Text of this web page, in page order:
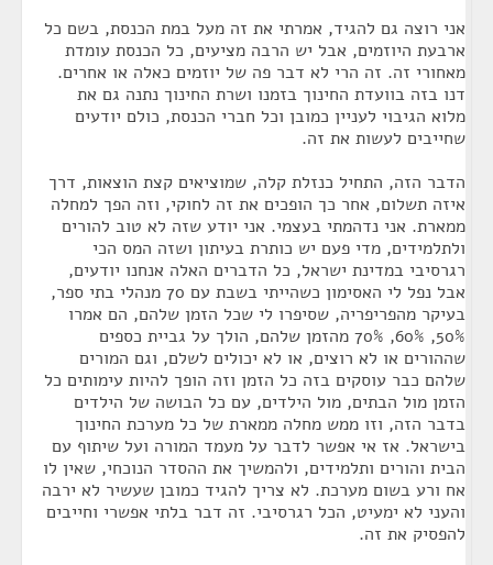
אני רוצה גם להגיד, אמרתי את זה מעל במת הכנסת, בשם כל
ארבעת היוזמים, אבל יש הרבה מציעים, כל הכנסת עומדת
מאחורי זה. זה הרי לא דבר פה של יוזמים כאלה או אחרים.
דנו בזה בוועדת החינוך בזמנו ושרת החינוך נתנה גם את
מלוא הגיבוי לעניין כמובן וכל חברי הכנסת, כולם יודעים
שחייבים לעשות את זה.
הדבר הזה, התחיל כנזלת קלה, שמוציאים קצת הוצאות, דרך
איזה תשלום, אחר כך הופכים את זה לחוקי, וזה הפך למחלה
ממארת. אני נדהמתי בעצמי. אני יודע שזה לא טוב להורים
ולתלמידים, מדי פעם יש כותרת בעיתון ושזה המס הכי
רגרסיבי במדינת ישראל, כל הדברים האלה אנחנו יודעים,
אבל נפל לי האסימון כשהייתי בשבת עם 70 מנהלי בתי ספר,
בעיקר מהפריפריה, שסיפרו לי שכל הזמן שלהם, הם אמרו
50%, 60%, 70% מהזמן שלהם, הולך על גביית כספים
שההורים או לא רוצים, או לא יכולים לשלם, וגם המורים
שלהם כבר עוסקים בזה כל הזמן וזה הופך להיות עימותים כל
הזמן מול הבתים, מול הילדים, עם כל הבושה של הילדים
בדבר הזה, וזו ממש מחלה ממארת של כל מערכת החינוך
בישראל. אז אי אפשר לדבר על מעמד המורה ועל שיתוף עם
הבית והורים ותלמידים, ולהמשיך את ההסדר הנוכחי, שאין לו
אח ורע בשום מערכת. לא צריך להגיד כמובן שעשיר לא ירבה
והעני לא ימעיט, הכל רגרסיבי. זה דבר בלתי אפשרי וחייבים
להפסיק את זה.